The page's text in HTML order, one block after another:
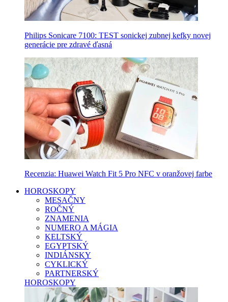
Philips Sonicare 7100: TEST sonickej zubnej kefky novej
generácie pre zdravé ďasná
Recenzia: Huawei Watch Fit 5 Pro NFC v oranžovej farbe
HOROSKOPY
MESAČNY
ROČNÝ
ZNAMENIA
NUMERO A MÁGIA
KELTSKÝ
EGYPTSKÝ
INDIÁNSKY
CYKLICKÝ
PARTNERSKÝ
HOROSKOPY